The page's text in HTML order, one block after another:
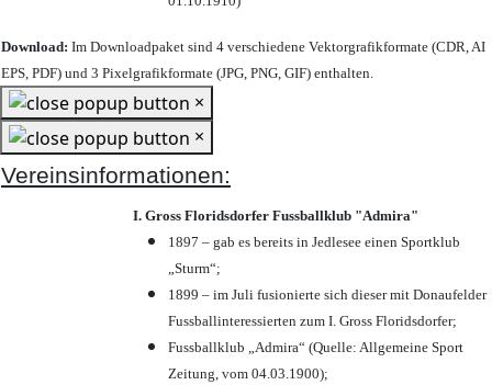
Download: Im Downloadpaket sind 4 verschiedene Vektorgrafikformate (CDR, AI
EPS, PDF) und 3 Pixelgrafikformate (JPG, PNG, GIF) enthalten.
×
×
Vereinsinformationen:
I. Gross Floridsdorfer Fussballklub "Admira"
1897 – gab es bereits in Jedlesee einen Sportklub
„Sturm“;
1899 – im Juli fusionierte sich dieser mit Donaufelder
Fussballinteressierten zum I. Gross Floridsdorfer;
Fussballklub „Admira“ (Quelle: Allgemeine Sport
Zeitung, vom 04.03.1900);